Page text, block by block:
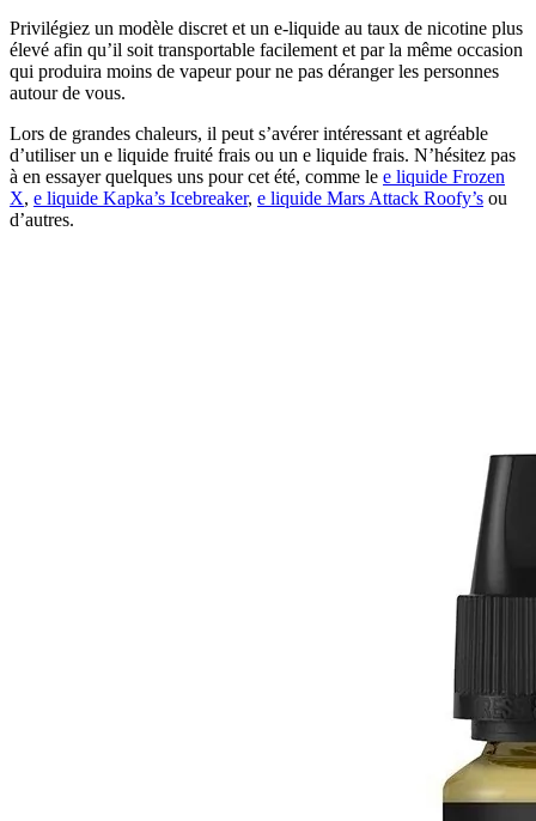
Privilégiez un modèle discret et un e-liquide au taux de nicotine plus
élevé afin qu’il soit transportable facilement et par la même occasion
qui produira moins de vapeur pour ne pas déranger les personnes
autour de vous.
Lors de grandes chaleurs, il peut s’avérer intéressant et agréable
d’utiliser un e liquide fruité frais ou un e liquide frais. N’hésitez pas
à en essayer quelques uns pour cet été, comme le e liquide Frozen
X, e liquide Kapka’s Icebreaker, e liquide Mars Attack Roofy’s ou
d’autres.